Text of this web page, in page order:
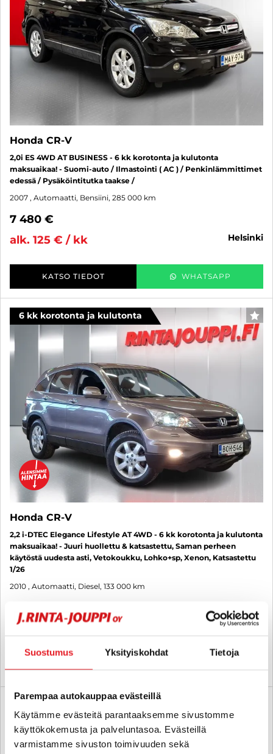
Suostumus Yksityiskohdat Tietoja
Parempaa autokauppaa evästeillä
Käytämme evästeitä parantaaksemme sivustomme
käyttökokemusta ja palveluntasoa. Evästeillä
varmistamme sivuston toimivuuden sekä
Honda CR-V
2,0i ES 4WD AT BUSINESS - 6 kk korotonta ja kulutonta
maksuaikaa! - Suomi-auto / Ilmastointi ( AC ) / Penkinlämmittimet
edessä / Pysäköintitutka taakse /
2007 , Automaatti, Bensiini, 285 000 km
7 480 €
alk. 125 € / kk
helsinki
KATSO TIEDOT WHATSAPP
6 kk korotonta ja kulutonta
Honda CR-V
2,2 i-DTEC Elegance Lifestyle AT 4WD - 6 kk korotonta ja kulutonta
maksuaikaa! - Juuri huollettu & katsastettu, Saman perheen
käytöstä uudesta asti, Vetokoukku, Lohko+sp, Xenon, Katsastettu
1/26
2010 , Automaatti, Diesel, 133 000 km
alk. 147 € / kk
tampere
6 kk korotonta ja kulutonta